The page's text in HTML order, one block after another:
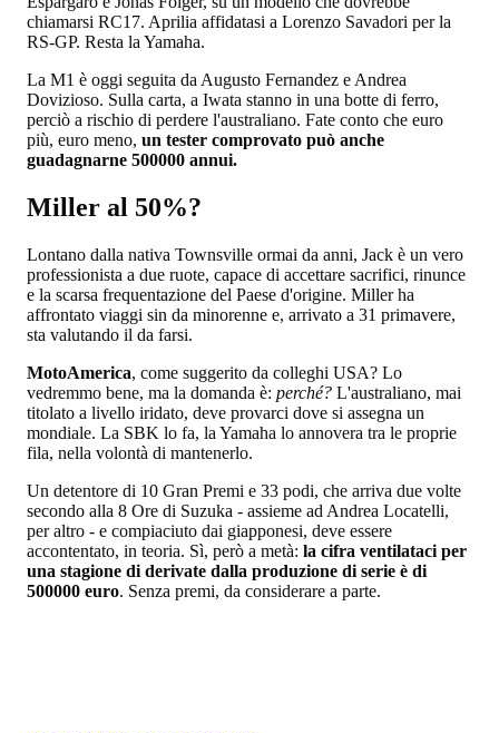
chiamarsi RC17. Aprilia affidatasi a Lorenzo Savadori per la
RS-GP. Resta la Yamaha.
La M1 è oggi seguita da Augusto Fernandez e Andrea
Dovizioso. Sulla carta, a Iwata stanno in una botte di ferro,
perciò a rischio di perdere l'australiano. Fate conto che euro
più, euro meno, un tester comprovato può anche
guadagnarne 500000 annui.
Miller al 50%?
Lontano dalla nativa Townsville ormai da anni, Jack è un vero
professionista a due ruote, capace di accettare sacrifici, rinunce
e la scarsa frequentazione del Paese d'origine. Miller ha
affrontato viaggi sin da minorenne e, arrivato a 31 primavere,
sta valutando il da farsi.
MotoAmerica, come suggerito da colleghi USA? Lo
vedremmo bene, ma la domanda è: perché? L'australiano, mai
titolato a livello iridato, deve provarci dove si assegna un
mondiale. La SBK lo fa, la Yamaha lo annovera tra le proprie
fila, nella volontà di mantenerlo.
Un detentore di 10 Gran Premi e 33 podi, che arriva due volte
secondo alla 8 Ore di Suzuka - assieme ad Andrea Locatelli,
per altro - e compiaciuto dai giapponesi, deve essere
accontentato, in teoria. Sì, però a metà: la cifra ventilataci per
una stagione di derivate dalla produzione di serie è di
500000 euro. Senza premi, da considerare a parte.